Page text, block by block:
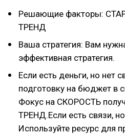
Решающие факторы:
ТРЕНД
Ваша стратегия: Вам
эффективная стратегия.
Если есть деньги, но нет
подготовку на бюджет в
Фокус на СКОРОСТЬ
ТРЕНД.Если есть связи,
Используйте ресурс для